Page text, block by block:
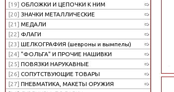
[19] ОБЛОЖКИ И ЦЕПОЧКИ К НИМ
[20] ЗНАЧКИ МЕТАЛЛИЧЕСКИЕ
[21] МЕДАЛИ
[22] ФЛАГИ
[23] ШЕЛКОГРАФИЯ (шевроны и вымпелы)
[24] "ФОЛЬГА" И ПРОЧИЕ НАШИВКИ
[25] ПОВЯЗКИ НАРУКАВНЫЕ
[26] СОПУТСТВУЮЩИЕ ТОВАРЫ
[27] ПНЕВМАТИКА, МАКЕТЫ ОРУЖИЯ